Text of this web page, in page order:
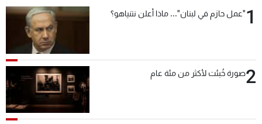
1"عمل حازم في لبنان"... ماذا أعلن نتنياهو؟
2صورة خُبئت لأكثر من مئة عام
شروط الإسـتخدام
سياسة الخصوصية